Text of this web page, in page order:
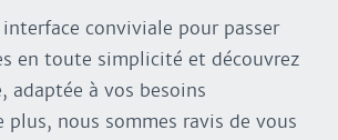
conviviale pour passer
en toute simplicité et découvrez
adaptée à vos besoins
plus, nous sommes ravis de vous